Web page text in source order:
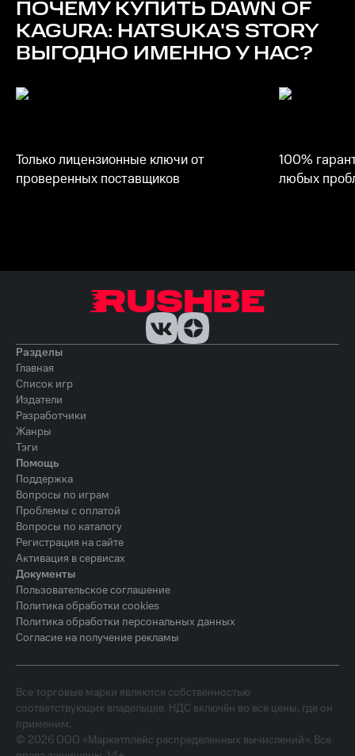
ПОЧЕМУ КУПИТЬ DAWN OF
KAGURA: HATSUKA'S STORY
ВЫГОДНО ИМЕННО У НАС?
Только лицензионные ключи от
проверенных поставщиков
100%
любых
Разделы
Главная
Список игр
Издатели
Разработчики
Жанры
Тэги
Помощь
Поддержка
Вопросы по играм
Проблемы с оплатой
Вопросы по каталогу
Регистрация на сайте
Активация в сервисах
Документы
Пользовательское соглашение
Политика обработки cookies
Политика обработки персональных данных
Согласие на получение рекламы
Все торговые марки являются собственностью
соответствующих владельцев. НДС включён во все цены, где он
применим.
© 2026 ООО «Маркетплейс распределенных вычислений». Все